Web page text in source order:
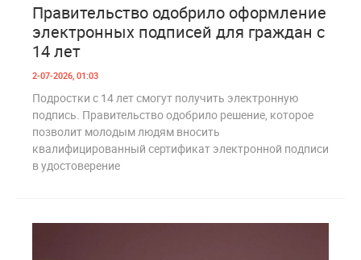
Правительство одобрило оформление
электронных подписей для граждан с
14 лет
2-07-2026, 01:03
Подростки с 14 лет смогут получить электронную
подпись. Правительство одобрило решение, которое
позволит молодым людям вносить
квалифицированный сертификат электронной подписи
в удостоверение